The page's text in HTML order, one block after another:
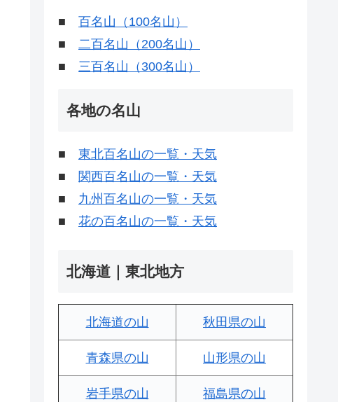
■ 百名山（100名山）
■ 二百名山（200名山）
■ 三百名山（300名山）
各地の名山
■ 東北百名山の一覧・天気
■ 関西百名山の一覧・天気
■ 九州百名山の一覧・天気
■ 花の百名山の一覧・天気
北海道｜東北地方
北海道の山 秋田県の山
青森県の山 山形県の山
岩手県の山 福島県の山